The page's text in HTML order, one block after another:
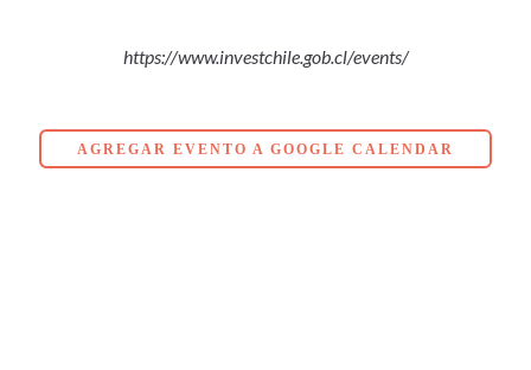
https://www.investchile.gob.cl/events/
AGREGAR EVENTO A GOOGLE CALENDAR